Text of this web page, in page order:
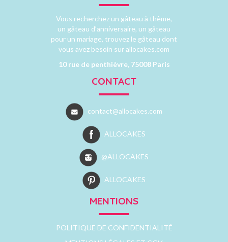
Vous recherchez un gâteau à thème,
un gâteau d’anniversaire, un gâteau
pour un mariage, trouvez le gâteau dont
vous avez besoin sur allocakes.com
10 rue de penthièvre, 75008 Paris
CONTACT
contact@allocakes.com
ALLOCAKES
@ALLOCAKES
ALLOCAKES
MENTIONS
POLITIQUE DE CONFIDENTIALITÉ